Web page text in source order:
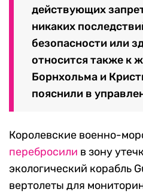
действующих
никаких
безопасности или
относится также к
Борнхольма и
пояснили в
Королевские военно-
перебросили в зону
экологический корабль
вертолеты для